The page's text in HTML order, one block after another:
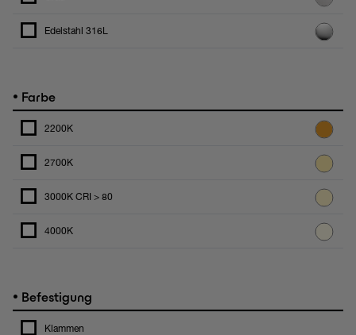
Edelstahl 316L
• Farbe
2200K
2700K
3000K CRI > 80
4000K
• Befestigung
Klammen